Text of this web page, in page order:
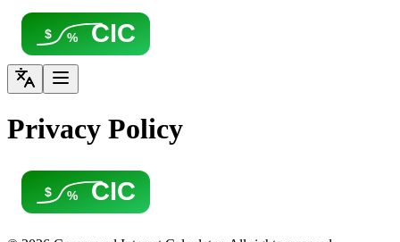
CIC
$ %
Privacy Policy
CIC
$ %